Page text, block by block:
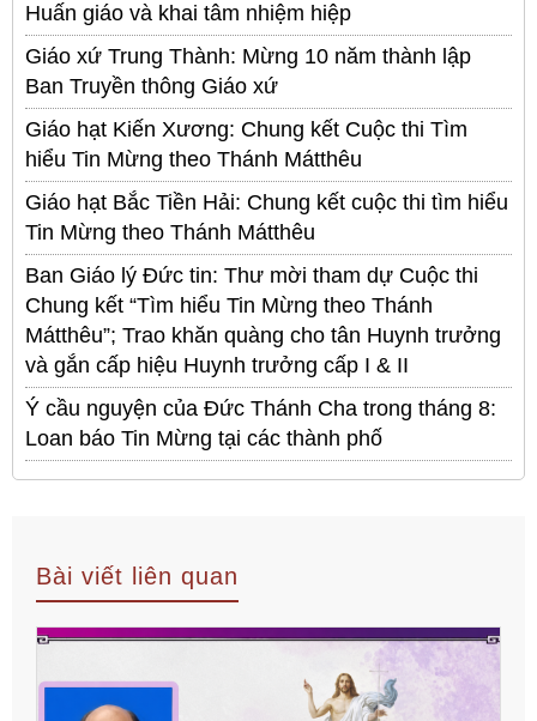
Huấn giáo và khai tâm nhiệm hiệp
Giáo xứ Trung Thành: Mừng 10 năm thành lập
Ban Truyền thông Giáo xứ
Giáo hạt Kiến Xương: Chung kết Cuộc thi Tìm
hiểu Tin Mừng theo Thánh Mátthêu
Giáo hạt Bắc Tiền Hải: Chung kết cuộc thi tìm hiểu
Tin Mừng theo Thánh Mátthêu
Ban Giáo lý Đức tin: Thư mời tham dự Cuộc thi
Chung kết “Tìm hiểu Tin Mừng theo Thánh
Mátthêu”; Trao khăn quàng cho tân Huynh trưởng
và gắn cấp hiệu Huynh trưởng cấp I & II
Ý cầu nguyện của Đức Thánh Cha trong tháng 8:
Loan báo Tin Mừng tại các thành phố
Bài viết liên quan